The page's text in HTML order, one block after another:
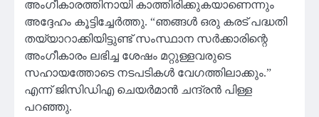
അംഗീകാരത്തിനായി കാത്തിരിക്കുകയാണെന്നും
അദ്ദേഹം കൂട്ടിച്ചേർത്തു. “ഞങ്ങൾ ഒരു കരട് പദ്ധതി
തയ്യാറാക്കിയിട്ടുണ്ട് സംസ്ഥാന സർക്കാരിന്റെ
അംഗീകാരം ലഭിച്ച ശേഷം മറ്റുള്ളവരുടെ
സഹായത്തോടെ നടപടികൾ വേഗത്തിലാക്കും.”
എന്ന് ജിസിഡിഎ ചെയർമാൻ ചന്ദ്രൻ പിള്ള
പറഞ്ഞു.